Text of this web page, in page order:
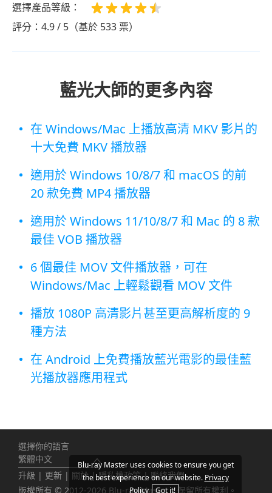
選擇產品等級：
評分：4.9 / 5（基於 533 票）
藍光大師的更多內容
在 Windows/Mac 上播放高清 MKV 影片的
十大免費 MKV 播放器
適用於 Windows 10/8/7 和 macOS 的前
20 款免費 MP4 播放器
適用於 Windows 11/10/8/7 和 Mac 的 8 款
最佳 VOB 播放器
6 個最佳 MOV 文件播放器，可在
Windows/Mac 上輕鬆觀看 MOV 文件
播放 1080P 高清影片甚至更高解析度的 9
種方法
在 Android 上免費播放藍光電影的最佳藍
光播放器應用程式
升級 | 更新 | 關於|隱私權政策|聯絡我們
版權所有 © 2012-2026 Blu-ray Master。保留所有權利。
選擇你的語言
繁體中文
Blu-ray Master uses cookies to ensure you get
the best experience on our website. Privacy
Policy
Got it!